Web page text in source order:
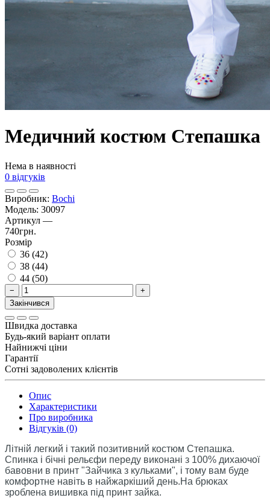
Медичний костюм Степашка
Нема в наявності
0 відгуків
Виробник: Bochi
Модель: 30097
Артикул —
740грн.
Розмір
36 (42)
38 (44)
44 (50)
−
+
Закінчився
Швидка доставка
Будь-який варіант оплати
Найнижчі ціни
Гарантії
Сотні задоволених клієнтів
Опис
Характеристики
Про виробника
Відгуків (0)
Літній легкий і такий позитивний костюм Степашка.
Спинка і бічні рельєфи переду виконані з 100% дихаючої
бавовни в принт "Зайчика з кульками", і тому вам буде
комфортне навіть в найжаркіший день.На брюках
зроблена вишивка під принт зайка.